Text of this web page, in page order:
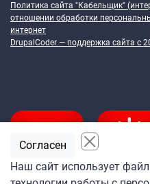
Политика сайта "Кабельщик"
отношении обработки
интернет
DrupalCoder — поддержка сайта c
Наш сайт использует
Согласен